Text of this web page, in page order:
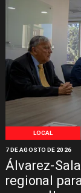
LOCAL
Álvarez-
regional
7 DE AGOSTO DE 2026